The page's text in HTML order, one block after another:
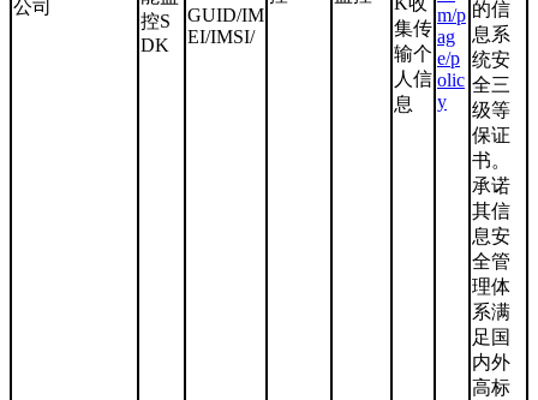
公司
控S
DK
GUID/IM
EI/IMSI/
集传
输个
人信
息
m/p
ag
e/p
olic
y
的信
息系
统安
全三
级等
保证
书。
承诺
其信
息安
全管
理体
系满
足国
内外
高标